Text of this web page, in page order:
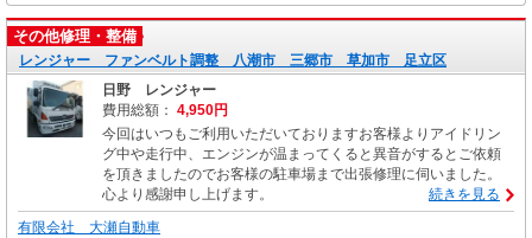
その他修理・整備
レンジャー ファンベルト調整 八潮市 三郷市 草加市 足立区
日野 レンジャー
費用総額： 4,950円
今回はいつもご利用いただいておりますお客様よりアイドリン
グ中や走行中、エンジンが温まってくると異音がするとご依頼
を頂きましたのでお客様の駐車場まで出張修理に伺いました。
心より感謝申し上げます。
続きを見る
有限会社 大瀬自動車